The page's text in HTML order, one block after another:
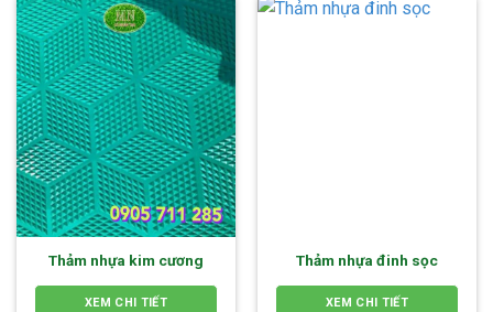
Thảm nhựa kim cương
XEM CHI TIẾT
Thảm nhựa đinh sọc
XEM CHI TIẾT